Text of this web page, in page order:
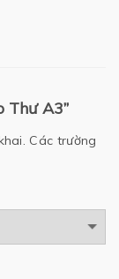
Thư A3”
Các trường